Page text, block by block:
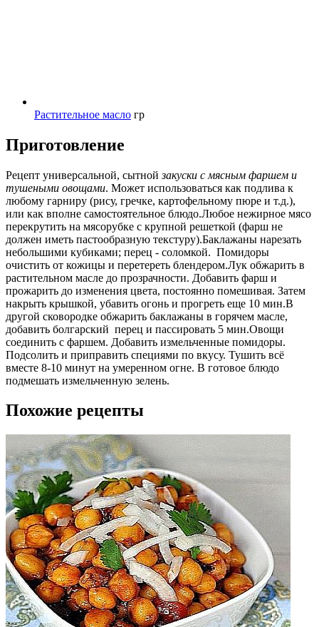
Растительное масло гр
Приготовление
Рецепт универсальной, сытнойзакуски с мясным фаршем и
тушеными овощами. Может использоваться как подлива к
любому гарниру (рису, гречке, картофельному пюре и т.д.),
или как вполне самостоятельное блюдо.Любое нежирное мясо
перекрутить на мясорубке с крупной решеткой (фарш не
должен иметь пастообразную текстуру).Баклажаны нарезать
небольшими кубиками; перец - соломкой. Помидоры
очистить от кожицы и перетереть блендером.Лук обжарить в
растительном масле до прозрачности. Добавить фарш и
прожарить до изменения цвета, постоянно помешивая. Затем
накрыть крышкой, убавить огонь и прогреть еще 10 мин.В
другой сковородке обжарить баклажаны в горячем масле,
добавить болгарский перец и пассировать 5 мин.Овощи
соединить с фаршем. Добавить измельченные помидоры.
Подсолить и приправить специями по вкусу. Тушить всё
вместе 8-10 минут на умеренном огне. В готовое блюдо
подмешать измельченную зелень.
Похожие рецепты